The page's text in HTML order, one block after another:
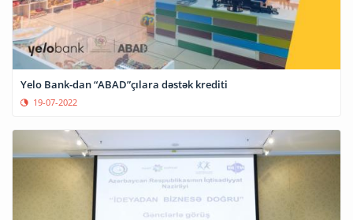
Yelo Bank-dan “ABAD”çılara dəstək krediti
19-07-2022